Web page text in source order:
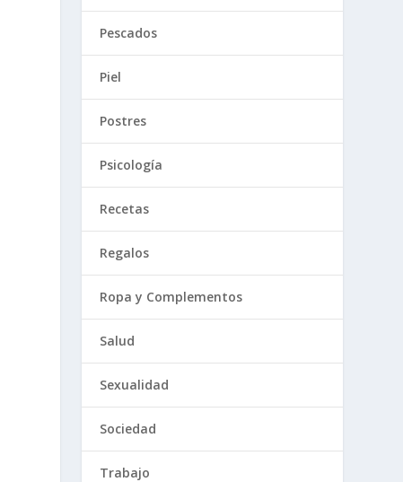
Pescados
Piel
Postres
Psicología
Recetas
Regalos
Ropa y Complementos
Salud
Sexualidad
Sociedad
Trabajo